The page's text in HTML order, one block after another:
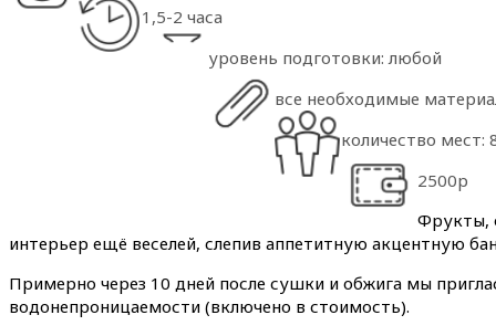
1,5-2 часа
уровень подготовки: любой
все необходимые
количество мест:
2500р
Фрукты,
интерьер ещё веселей, слепив аппетитную акцентную
Примерно через 10 дней после сушки и обжига мы
водонепроницаемости (включено в стоимость).